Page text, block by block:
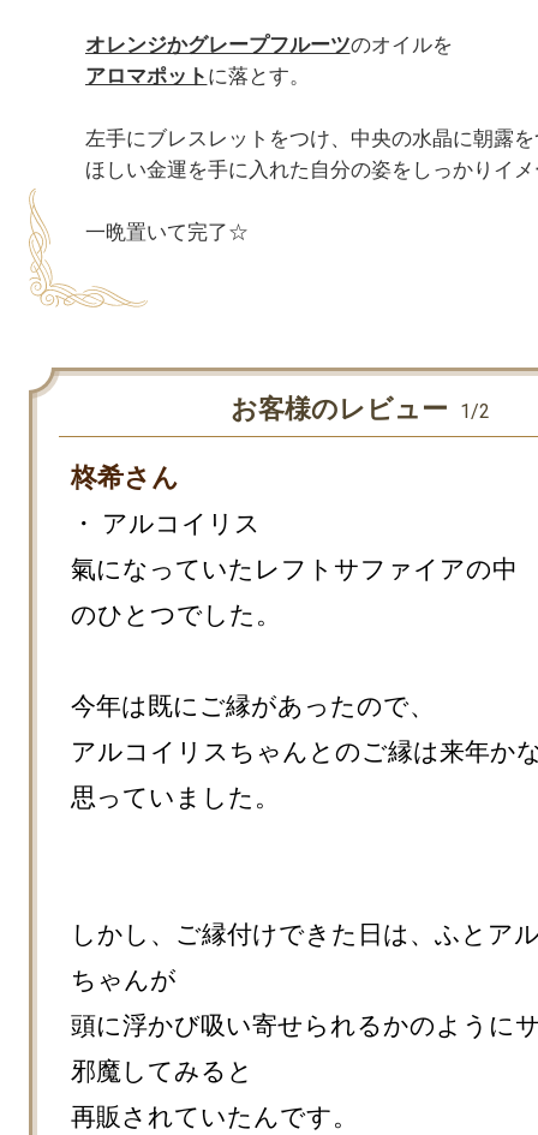
オレンジかグレープフルーツ
アロマポット に落とす。
左手にブレスレットをつけ、中央の水晶に朝露
ほしい金運を手に入れた自分の姿をしっかりイ
お客様のレビュー 1/2
柊希さん
・ アルコイリス
氣になっていたレフトサファイアの中
のひとつでした。
今年は既にご縁があったので、
アルコイリスちゃんとのご縁は来年か
思っていました。
しかし、ご縁付けできた日は、ふとア
ちゃんが
頭に浮かび吸い寄せられるかのように
邪魔してみると
再販されていたんです。